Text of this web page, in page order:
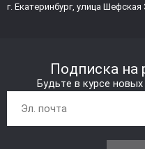
г. Екатеринбург, улица Шефская
Подписка на
Будьте в курсе